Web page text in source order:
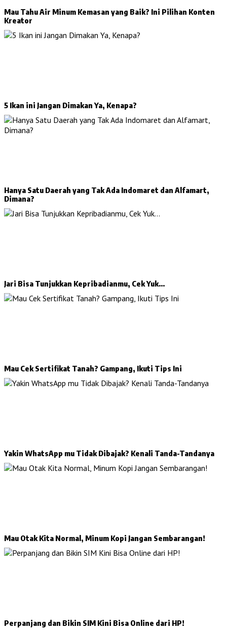
Mau Tahu Air Minum Kemasan yang Baik? Ini Pilihan Konten
Kreator
5 Ikan ini Jangan Dimakan Ya, Kenapa?
Hanya Satu Daerah yang Tak Ada Indomaret dan Alfamart,
Dimana?
Jari Bisa Tunjukkan Kepribadianmu, Cek Yuk…
Mau Cek Sertifikat Tanah? Gampang, Ikuti Tips Ini
Yakin WhatsApp mu Tidak Dibajak? Kenali Tanda-Tandanya
Mau Otak Kita Normal, Minum Kopi Jangan Sembarangan!
Perpanjang dan Bikin SIM Kini Bisa Online dari HP!